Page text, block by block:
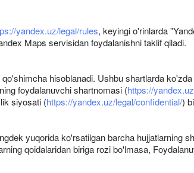
yandex.uz/legal/rules, keyingi o'rinlarda
Maps servisidan foydalanishni taklif qiladi.
hisoblanadi. Ushbu shartlarda
foydalanuvchi shartnomasi (https://
siyosati (https://yandex.uz/legal/confidential/)
yuqorida ko'rsatilgan barcha hujjatlarning
qoidalaridan biriga rozi bo'lmasa,